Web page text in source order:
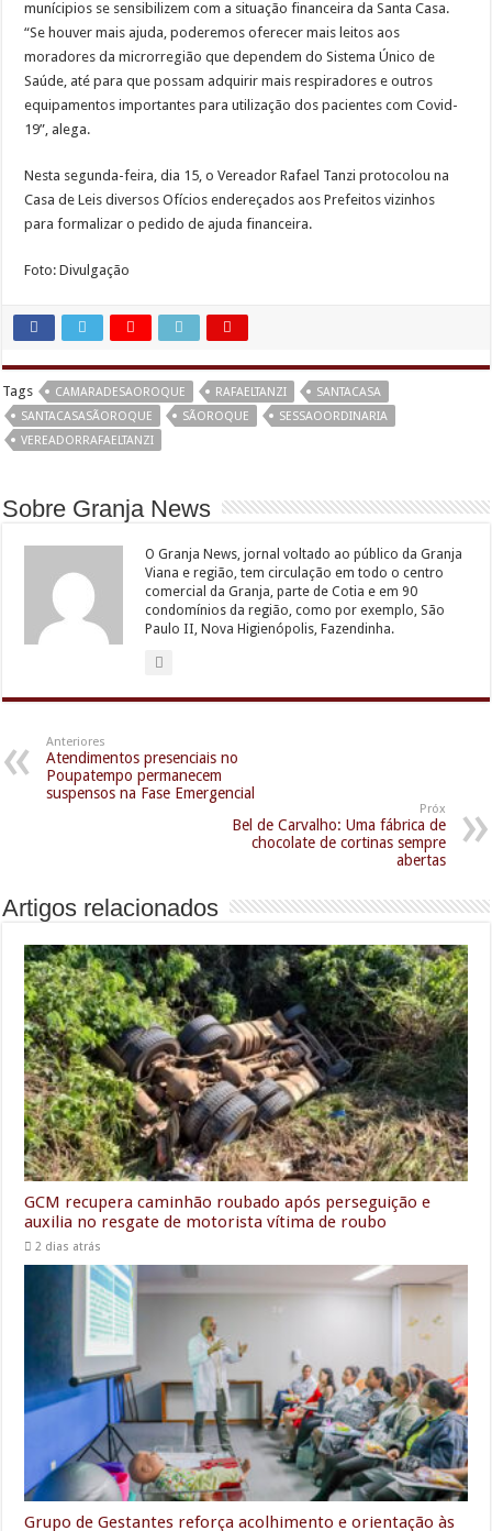
munícipios se sensibilizem com a situação financeira da Santa Casa.
“Se houver mais ajuda, poderemos oferecer mais leitos aos
moradores da microrregião que dependem do Sistema Único de
Saúde, até para que possam adquirir mais respiradores e outros
equipamentos importantes para utilização dos pacientes com Covid-
19”, alega.
Nesta segunda-feira, dia 15, o Vereador Rafael Tanzi protocolou na
Casa de Leis diversos Ofícios endereçados aos Prefeitos vizinhos
para formalizar o pedido de ajuda financeira.
Foto: Divulgação
Tags CAMARADESAOROQUE RAFAELTANZI
SANTACASA
SANTACASASÃOROQUE
SÃOROQUE
SESSAOORDINARIA
VEREADORRAFAELTANZI
Sobre Granja News
O Granja News, jornal voltado ao público da Granja
Viana e região, tem circulação em todo o centro
comercial da Granja, parte de Cotia e em 90
condomínios da região, como por exemplo, São
Paulo II, Nova Higienópolis, Fazendinha.
Anteriores
Atendimentos presenciais no
Poupatempo permanecem
suspensos na Fase Emergencial
Próx
Bel de Carvalho: Uma fábrica de
chocolate de cortinas sempre
abertas
Artigos relacionados
GCM recupera caminhão roubado após perseguição e
auxilia no resgate de motorista vítima de roubo
2 dias atrás
Grupo de Gestantes reforça acolhimento e orientação às